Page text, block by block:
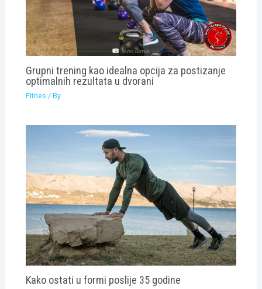
Grupni trening kao idealna opcija za postizanje
optimalnih rezultata u dvorani
Fitnes / By
Kako ostati u formi poslije 35 godine